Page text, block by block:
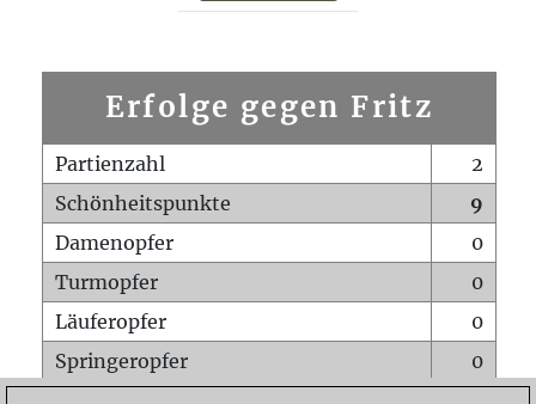
Erfolge gegen Fritz
Partienzahl
2
Schönheitspunkte
9
Damenopfer
0
Turmopfer
0
Läuferopfer
0
Springeropfer
0